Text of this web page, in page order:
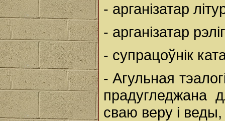
- арганізатар
- арганізатар
- супрацоўнік
- Агульная
прадугледжана
сваю веру і